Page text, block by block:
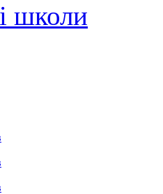
школи